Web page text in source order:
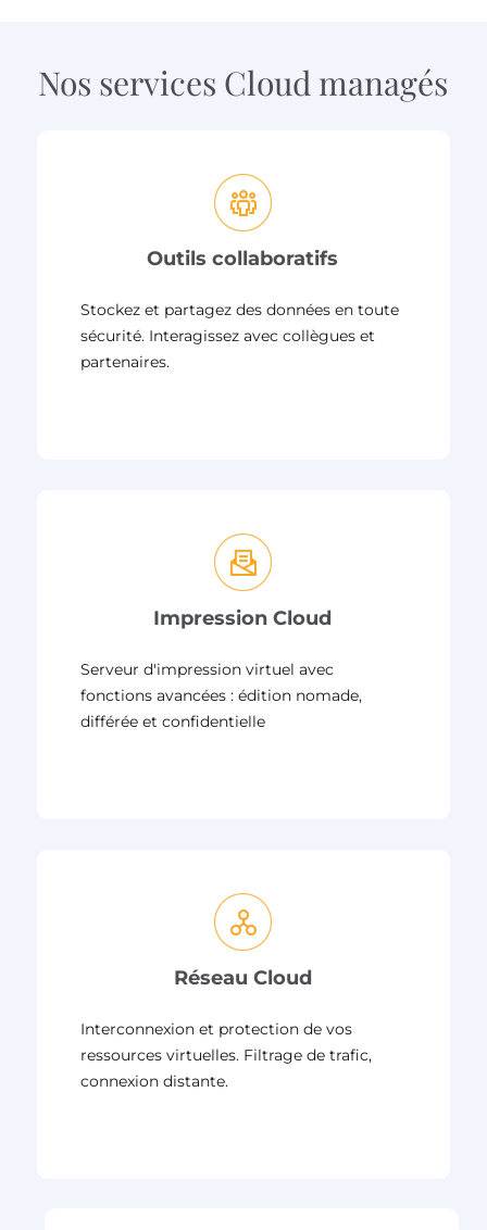
Nos services Cloud managés
Outils collaboratifs
Stockez et partagez des données en toute
sécurité. Interagissez avec collègues et
partenaires.
Impression Cloud
Serveur d'impression virtuel avec
fonctions avancées : édition nomade,
différée et confidentielle
Réseau Cloud
Interconnexion et protection de vos
ressources virtuelles. Filtrage de trafic,
connexion distante.